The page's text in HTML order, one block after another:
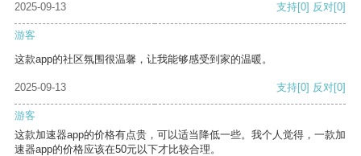
2025-09-13 支持[0] 反对[0]
游客
这款app的社区氛围很温馨，让我能够感受到家的温暖。
2025-09-13 支持[0] 反对[0]
游客
这款加速器app的价格有点贵，可以适当降低一些。我个人觉得，一款加
速器app的价格应该在50元以下才比较合理。